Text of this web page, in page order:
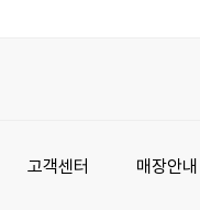
고객센터 매장안내